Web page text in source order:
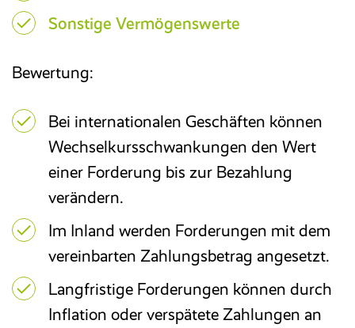
Sonstige Vermögenswerte
Bewertung:
Bei internationalen Geschäften können
Wechselkursschwankungen den Wert
einer Forderung bis zur Bezahlung
verändern.
Im Inland werden Forderungen mit dem
vereinbarten Zahlungsbetrag angesetzt.
Langfristige Forderungen können durch
Inflation oder verspätete Zahlungen an